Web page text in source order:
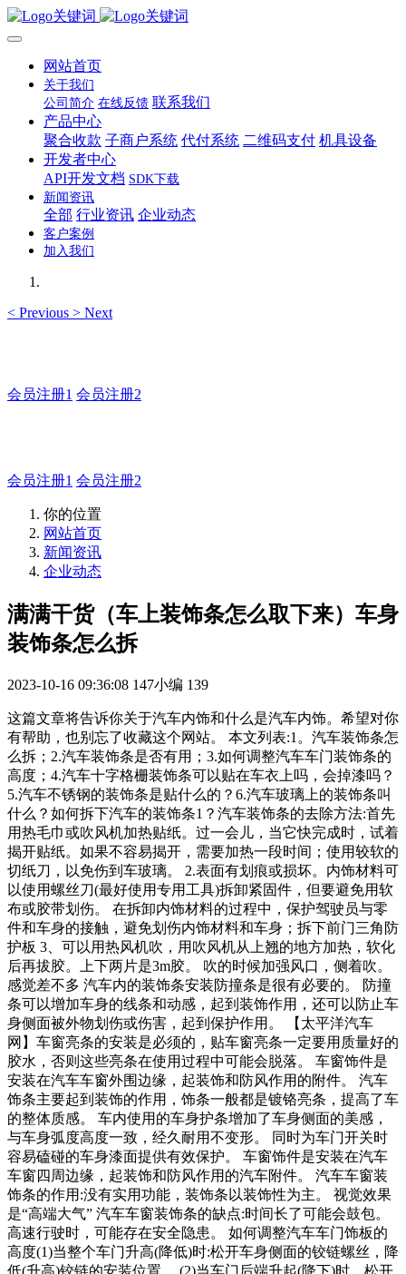
网站首页
关于我们
公司简介 在线反馈 联系我们
产品中心
聚合收款 子商户系统 代付系统 二维码支付 机具设备
开发者中心
API开发文档 SDK下载
新闻资讯
全部 行业资讯 企业动态
客户案例
加入我们
< Previous > Next
会员注册1 会员注册2
会员注册1 会员注册2
你的位置
网站首页
新闻资讯
企业动态
满满干货（车上装饰条怎么取下来）车身
装饰条怎么拆
2023-10-16 09:36:08 147小编 139
这篇文章将告诉你关于汽车内饰和什么是汽车内饰。希望对你
有帮助，也别忘了收藏这个网站。 本文列表:1。汽车装饰条怎
么拆；2.汽车装饰条是否有用；3.如何调整汽车车门装饰条的
高度；4.汽车十字格栅装饰条可以贴在车衣上吗，会掉漆吗？
5.汽车不锈钢的装饰条是贴什么的？6.汽车玻璃上的装饰条叫
什么？如何拆下汽车的装饰条1？汽车装饰条的去除方法:首先
用热毛巾或吹风机加热贴纸。过一会儿，当它快完成时，试着
揭开贴纸。如果不容易揭开，需要加热一段时间；使用较软的
切纸刀，以免伤到车玻璃。 2.表面有划痕或损坏。内饰材料可
以使用螺丝刀(最好使用专用工具)拆卸紧固件，但要避免用软
布或胶带划伤。 在拆卸内饰材料的过程中，保护驾驶员与零
件和车身的接触，避免划伤内饰材料和车身；拆下前门三角防
护板 3、可以用热风机吹，用吹风机从上翘的地方加热，软化
后再拔胶。上下两片是3m胶。 吹的时候加强风口，侧着吹。
感觉差不多 汽车内的装饰条安装防撞条是很有必要的。 防撞
条可以增加车身的线条和动感，起到装饰作用，还可以防止车
身侧面被外物划伤或伤害，起到保护作用。 【太平洋汽车
网】车窗亮条的安装是必须的，贴车窗亮条一定要用质量好的
胶水，否则这些亮条在使用过程中可能会脱落。 车窗饰件是
安装在汽车车窗外围边缘，起装饰和防风作用的附件。 汽车
饰条主要起到装饰的作用，饰条一般都是镀铬亮条，提高了车
的整体质感。 车内使用的车身护条增加了车身侧面的美感，
与车身弧度高度一致，经久耐用不变形。 同时为车门开关时
容易磕碰的车身漆面提供有效保护。 车窗饰件是安装在汽车
车窗四周边缘，起装饰和防风作用的汽车附件。 汽车车窗装
饰条的作用:没有实用功能，装饰条以装饰性为主。 视觉效果
是“高端大气” 汽车车窗装饰条的缺点:时间长了可能会鼓包。
高速行驶时，可能存在安全隐患。 如何调整汽车车门饰板的
高度(1)当整个车门升高(降低)时:松开车身侧面的铰链螺丝，降
低(升高)铰链的安装位置。 (2)当车门后端升起(降下)时，松开